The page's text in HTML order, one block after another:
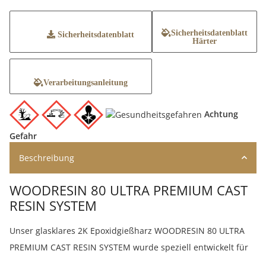
Sicherheitsdatenblatt
Sicherheitsdatenblatt
Härter
Verarbeitungsanleitung
Achtung
Gefahr
Beschreibung
WOODRESIN 80 ULTRA PREMIUM CAST
RESIN SYSTEM
Unser glasklares 2K Epoxidgießharz WOODRESIN 80 ULTRA
PREMIUM CAST RESIN SYSTEM wurde speziell entwickelt für